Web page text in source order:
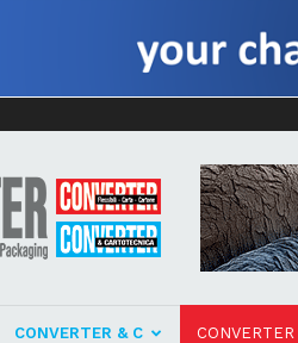
CONVERTER & C